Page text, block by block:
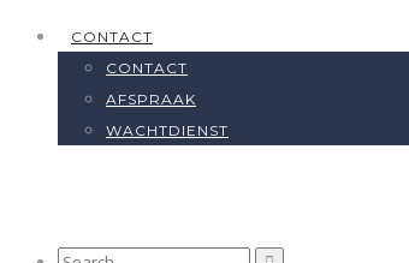
CONTACT
CONTACT
AFSPRAAK
WACHTDIENST